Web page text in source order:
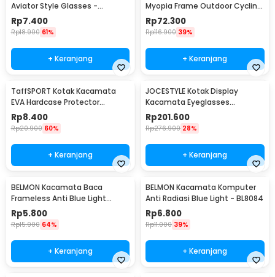
Aviator Style Glasses -
CC0744
Rp7.400
Rp18.900 61%
+ Keranjang
Myopia Frame Outdoor Cycling
Sunglasses - 0089
Rp72.300
Rp116.900 39%
+ Keranjang
TaffSPORT Kotak Kacamata
EVA Hardcase Protector
Waterproof - JL-10028
Rp8.400
Rp20.900 60%
+ Keranjang
JOCESTYLE Kotak Display
Kacamata Eyeglasses
Sunglasses Box 12 Slot - SWK78
Rp201.600
Rp276.900 28%
+ Keranjang
BELMON Kacamata Baca
Frameless Anti Blue Light
Reading Plus 1 - 641
Rp5.800
Rp15.900 64%
+ Keranjang
BELMON Kacamata Komputer
Anti Radiasi Blue Light - BL8084
Rp6.800
Rp11.000 39%
+ Keranjang